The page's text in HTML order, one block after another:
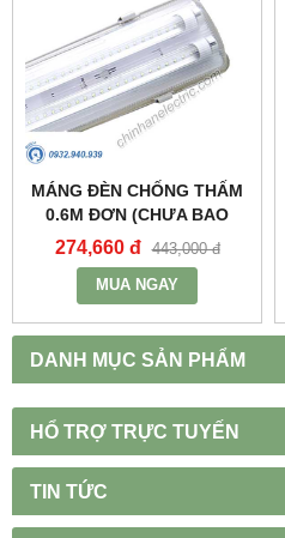
DANH MỤC SẢN PHẨM
HỔ TRỢ TRỰC TUYẾN
TIN TỨC
MÁNG ĐÈN CHỐNG THẤM
0.6M ĐƠN (CHƯA BAO
GỒM BÓNG VÀ TĂNG PHÔ)
- MWP-218 - MPE
274,660 đ 443,000 đ
MUA NGAY